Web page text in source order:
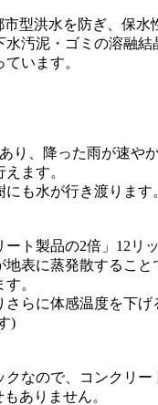
型洪水を防ぎ、保
汚泥・ゴミの溶融
います。
り、降った雨が速や
ます。
も水が行き渡ります
ト製品の2倍」12リッ
に蒸発散すること
。
らに体感温度を下げ
)
なので、コンクリー
ありません。